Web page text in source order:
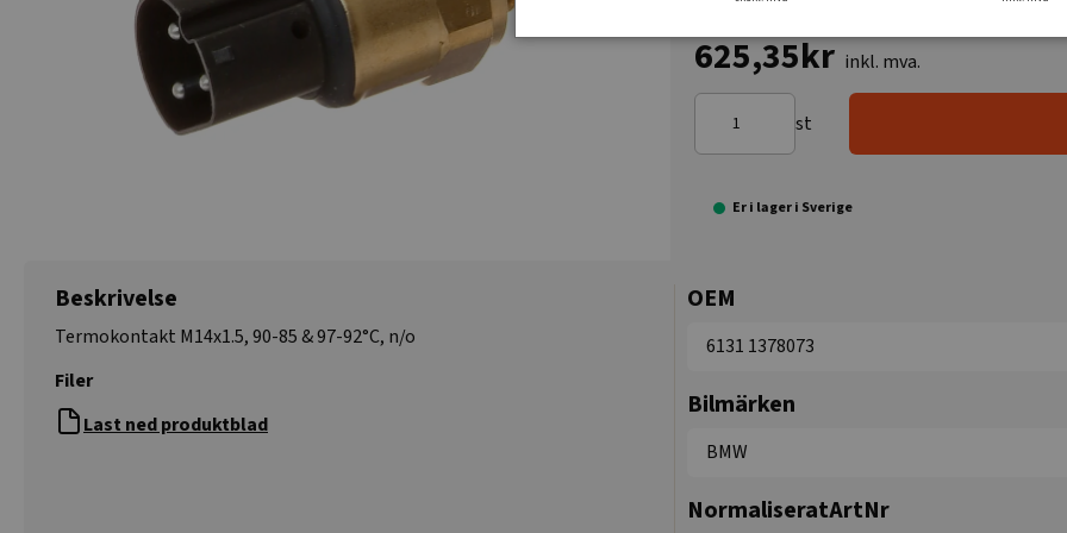
625,35kr inkl. mva.
st
Er i lager i Sverige
Beskrivelse
Termokontakt M14x1.5, 90-85 & 97-92°C, n/o
Filer
Last ned produktblad
OEM
6131 1378073
Bilmärken
BMW
NormaliseratArtNr